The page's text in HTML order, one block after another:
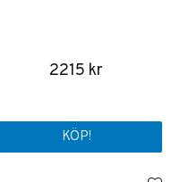
2215 kr
KÖP!